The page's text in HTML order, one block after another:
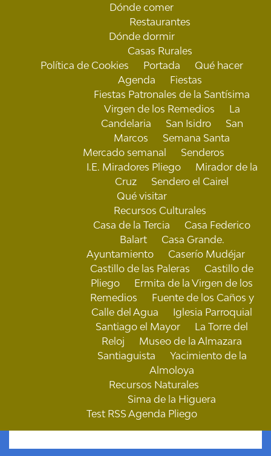
Dónde comer
Restaurantes
Dónde dormir
Casas Rurales
Política de Cookies
Portada
Qué hacer
Agenda
Fiestas
Fiestas Patronales de la Santísima
Virgen de los Remedios
La
Candelaria
San Isidro
San
Marcos
Semana Santa
Mercado semanal
Senderos
I.E. Miradores Pliego
Mirador de la
Cruz
Sendero el Cairel
Qué visitar
Recursos Culturales
Casa de la Tercia
Casa Federico
Balart
Casa Grande.
Ayuntamiento
Caserío Mudéjar
Castillo de las Paleras
Castillo de
Pliego
Ermita de la Virgen de los
Remedios
Fuente de los Caños y
Calle del Agua
Iglesia Parroquial
Santiago el Mayor
La Torre del
Reloj
Museo de la Almazara
Santiaguista
Yacimiento de la
Almoloya
Recursos Naturales
Sima de la Higuera
Test RSS Agenda Pliego